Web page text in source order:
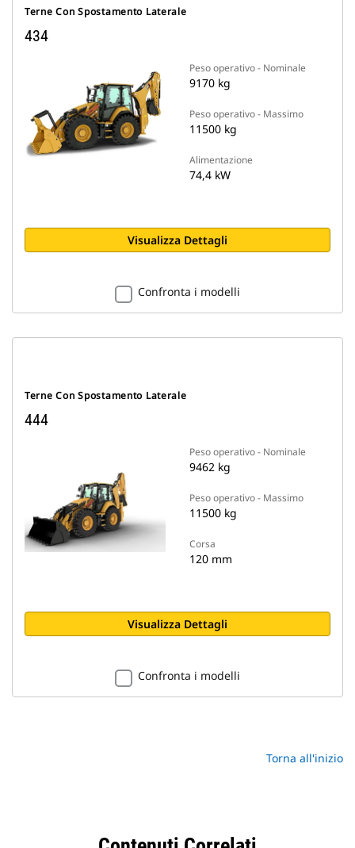
Terne Con Spostamento Laterale
434
Peso operativo - Nominale
9170 kg
Peso operativo - Massimo
11500 kg
Alimentazione
74,4 kW
Visualizza Dettagli
Confronta i modelli
Terne Con Spostamento Laterale
444
Peso operativo - Nominale
9462 kg
Peso operativo - Massimo
11500 kg
Corsa
120 mm
Visualizza Dettagli
Confronta i modelli
Torna all'inizio